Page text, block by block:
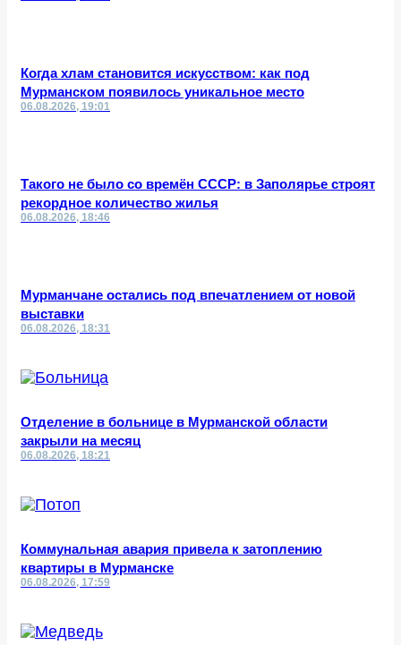
Когда хлам становится искусством: как под
Мурманском появилось уникальное место
06.08.2026, 19:01
Такого не было со времён СССР: в Заполярье строят
рекордное количество жилья
06.08.2026, 18:46
Мурманчане остались под впечатлением от новой
выставки
06.08.2026, 18:31
Отделение в больнице в Мурманской области
закрыли на месяц
06.08.2026, 18:21
Коммунальная авария привела к затоплению
квартиры в Мурманске
06.08.2026, 17:59